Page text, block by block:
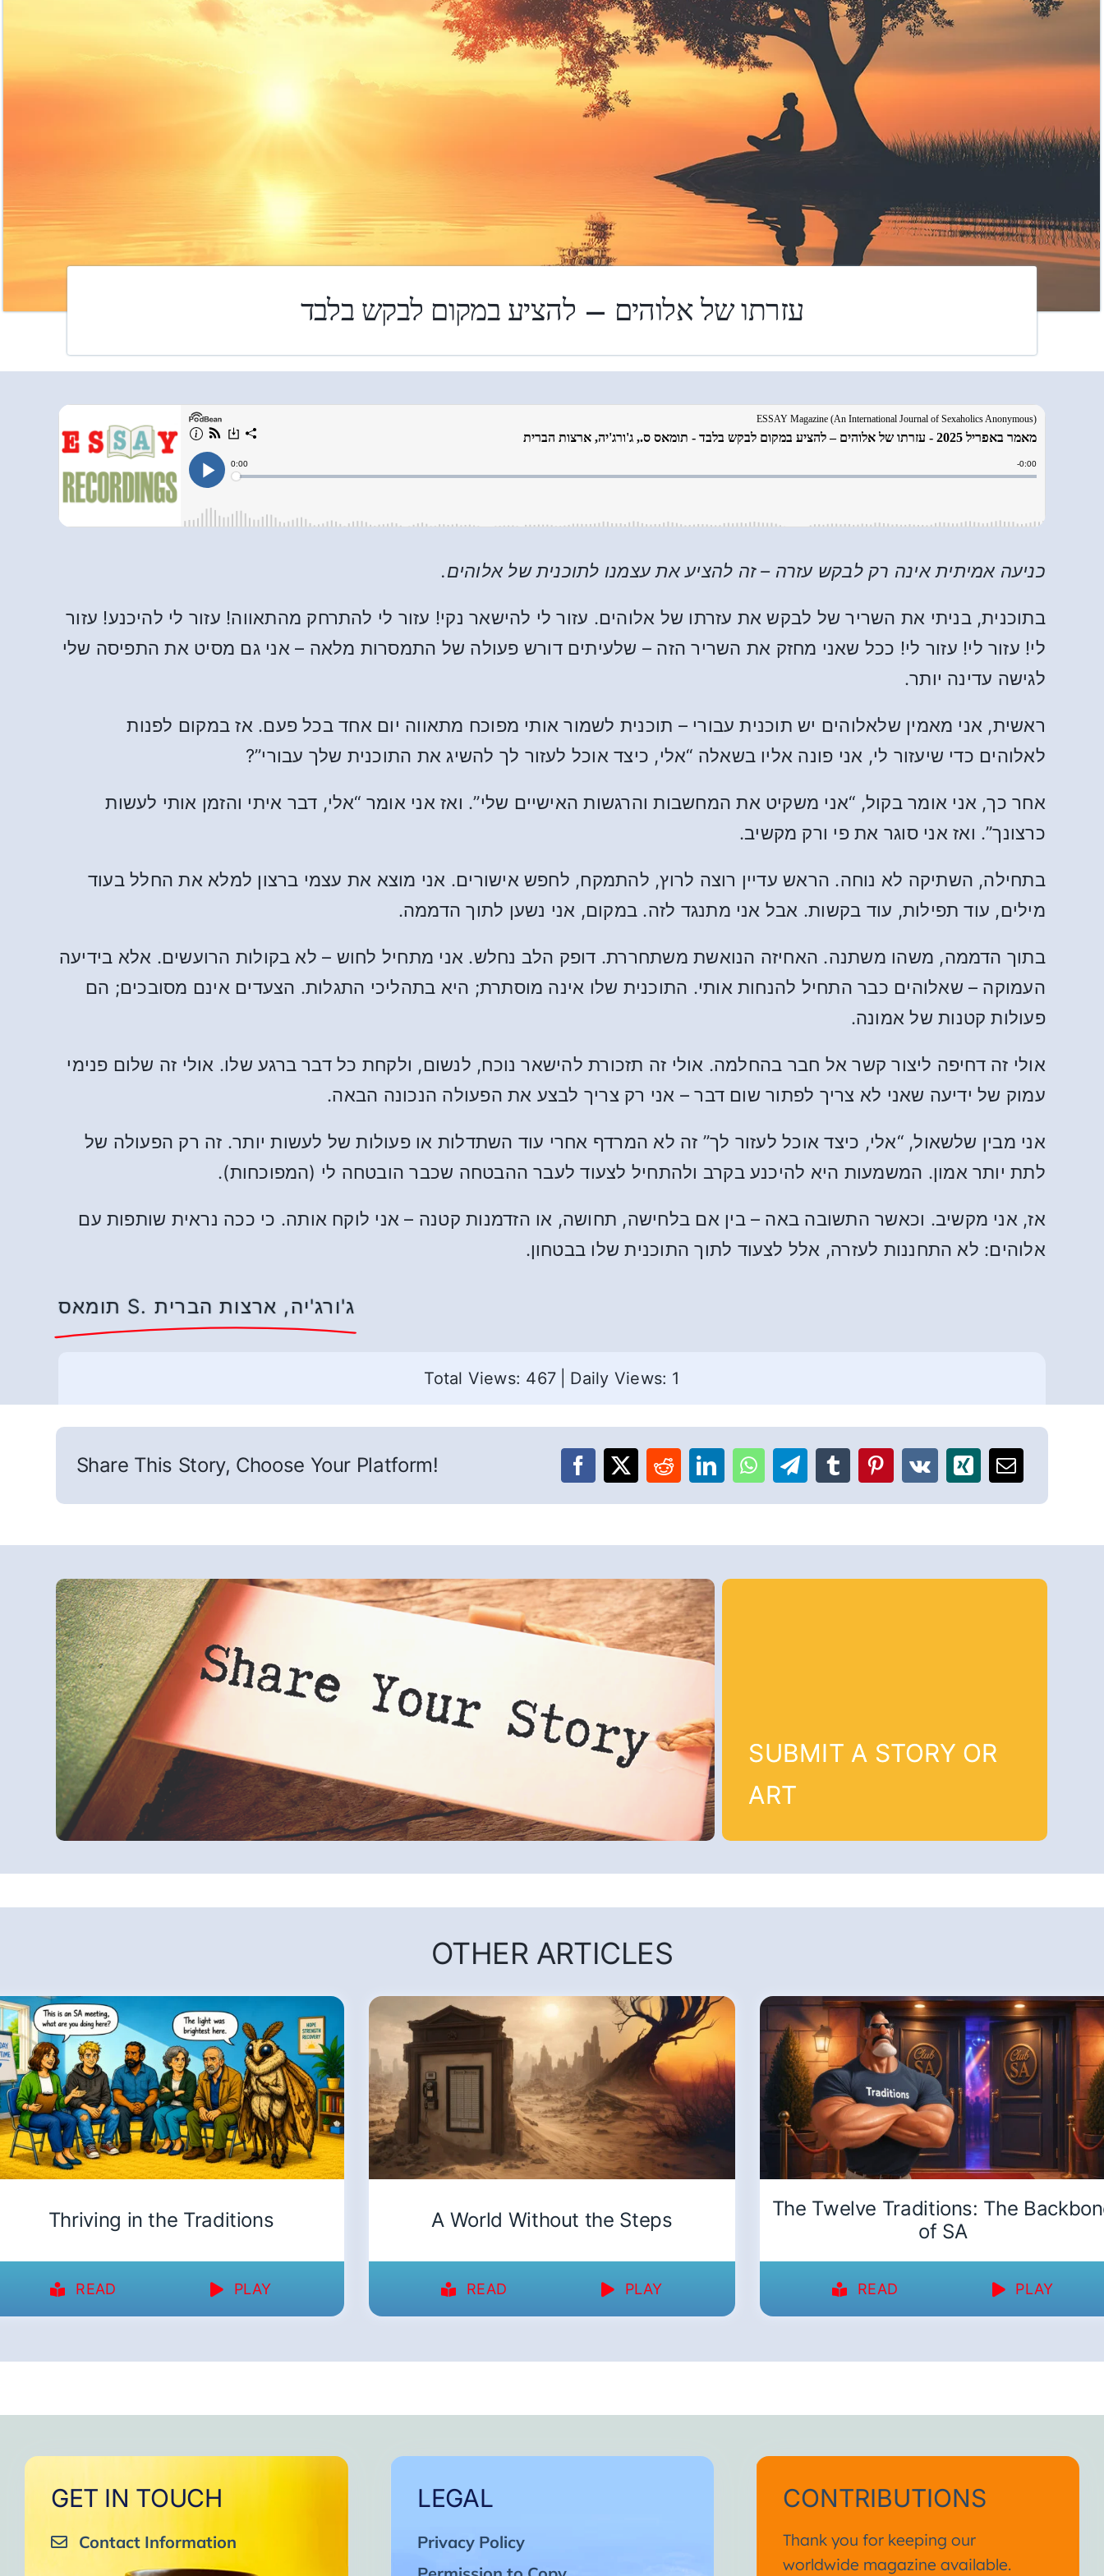
עזרתו של אלוהים – להציע במקום לבקש בלבד
כניעה אמיתית אינה רק לבקש עזרה – זה להציע את עצמנו לתוכנית של אלוהים.
בתוכנית, בניתי את השריר של לבקש את עזרתו של אלוהים. עזור לי להישאר נקי! עזור לי להתרחק מהתאווה! עזור לי להיכנע! עזור
לי! עזור לי! עזור לי! ככל שאני מחזק את השריר הזה – שלעיתים דורש פעולה של התמסרות מלאה – אני גם מסיט את התפיסה שלי
לגישה עדינה יותר.
ראשית, אני מאמין שלאלוהים יש תוכנית עבורי – תוכנית לשמור אותי מפוכח מתאווה יום אחד בכל פעם. אז במקום לפנות
לאלוהים כדי שיעזור לי, אני פונה אליו בשאלה “אלי, כיצד אוכל לעזור לך להשיג את התוכנית שלך עבורי”?
אחר כך, אני אומר בקול, “אני משקיט את המחשבות והרגשות האישיים שלי”. ואז אני אומר “אלי, דבר איתי והזמן אותי לעשות
כרצונך”. ואז אני סוגר את פי ורק מקשיב.
בתחילה, השתיקה לא נוחה. הראש עדיין רוצה לרוץ, להתמקח, לחפש אישורים. אני מוצא את עצמי ברצון למלא את החלל בעוד
מילים, עוד תפילות, עוד בקשות. אבל אני מתנגד לזה. במקום, אני נשען לתוך הדממה.
בתוך הדממה, משהו משתנה. האחיזה הנואשת משתחררת. דופק הלב נחלש. אני מתחיל לחוש – לא בקולות הרועשים. אלא בידיעה
העמוקה – שאלוהים כבר התחיל להנחות אותי. התוכנית שלו אינה מוסתרת; היא בתהליכי התגלות. הצעדים אינם מסובכים; הם
פעולות קטנות של אמונה.
אולי זה דחיפה ליצור קשר אל חבר בהחלמה. אולי זה תזכורת להישאר נוכח, לנשום, ולקחת כל דבר ברגע שלו. אולי זה שלום פנימי
עמוק של ידיעה שאני לא צריך לפתור שום דבר – אני רק צריך לבצע את הפעולה הנכונה הבאה.
אני מבין שלשאול, “אלי, כיצד אוכל לעזור לך” זה לא המרדף אחרי עוד השתדלות או פעולות של לעשות יותר. זה רק הפעולה של
לתת יותר אמון. המשמעות היא להיכנע בקרב ולהתחיל לצעוד לעבר ההבטחה שכבר הובטחה לי (המפוכחות).
אז, אני מקשיב. וכאשר התשובה באה – בין אם בלחישה, תחושה, או הזדמנות קטנה – אני לוקח אותה. כי ככה נראית שותפות עם
אלוהים: לא התחננות לעזרה, אלל לצעוד לתוך התוכנית שלו בבטחון.
תומאס S. ג'ורג'יה, ארצות הברית
Total Views: 467 Daily Views: 1
Share This Story, Choose Your Platform!
SUBMIT A STORY OR
ART
OTHER ARTICLES
Thriving in the Traditions
READ PLAY
A World Without the Steps
READ PLAY
The Twelve Traditions: The
of SA
READ PLAY
GET IN TOUCH
Contact Information
LEGAL
Privacy Policy
CONTRIBUTIONS
Thank you for keeping our
worldwide magazine available.